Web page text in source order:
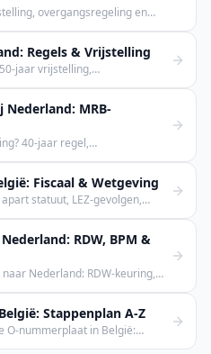
overgangsregeling en
Regels & Vrijstelling
jaar vrijstelling,
MRB-
40-jaar regel,
Fiscaal & Wetgeving
statuut, LEZ-gevolgen,
RDW, BPM &
Nederland: RDW-keuring,
Stappenplan A-Z
O-nummerplaat in België: